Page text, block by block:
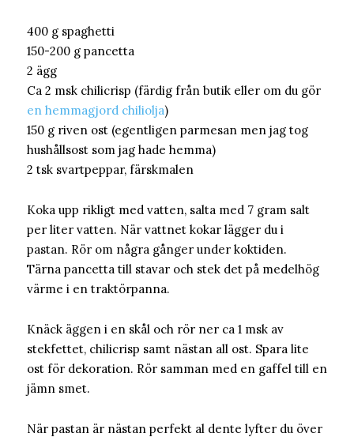
400 g spaghetti
150-200 g pancetta
2 ägg
Ca 2 msk chilicrisp (färdig från butik eller om du gör
en hemmagjord chiliolja)
150 g riven ost (egentligen parmesan men jag tog
hushållsost som jag hade hemma)
2 tsk svartpeppar, färskmalen
Koka upp rikligt med vatten, salta med 7 gram salt
per liter vatten. När vattnet kokar lägger du i
pastan. Rör om några gånger under koktiden.
Tärna pancetta till stavar och stek det på medelhög
värme i en traktörpanna.
Knäck äggen i en skål och rör ner ca 1 msk av
stekfettet, chilicrisp samt nästan all ost. Spara lite
ost för dekoration. Rör samman med en gaffel till en
jämn smet.
När pastan är nästan perfekt al dente lyfter du över